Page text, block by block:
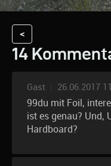
<
14
Gast 26.06.2017
99du mit Foil,
ist es genau? Und,
Hardboard?